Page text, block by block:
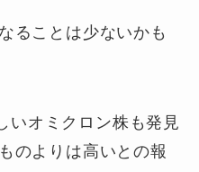
ることは少ないかも
いオミクロン株も発見
のよりは高いとの報